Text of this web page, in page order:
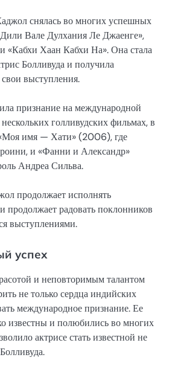
снялась во многих успешных
Вале Дулхания Ле Джаенге»,
«Кабхи Хаан Кабхи На». Она стала
Болливуда и получила
выступления.
признание на международной
голливудских фильмах, в
имя — Хати» (2006), где
и «Фанни и Александр»
Андреа Сильва.
продолжает исполнять
продолжает радовать поклонников
выступлениями.
успех
и неповторимым талантом
не только сердца индийских
международное признание. Ее
известны и полюбились во многих
актрисе стать известной не